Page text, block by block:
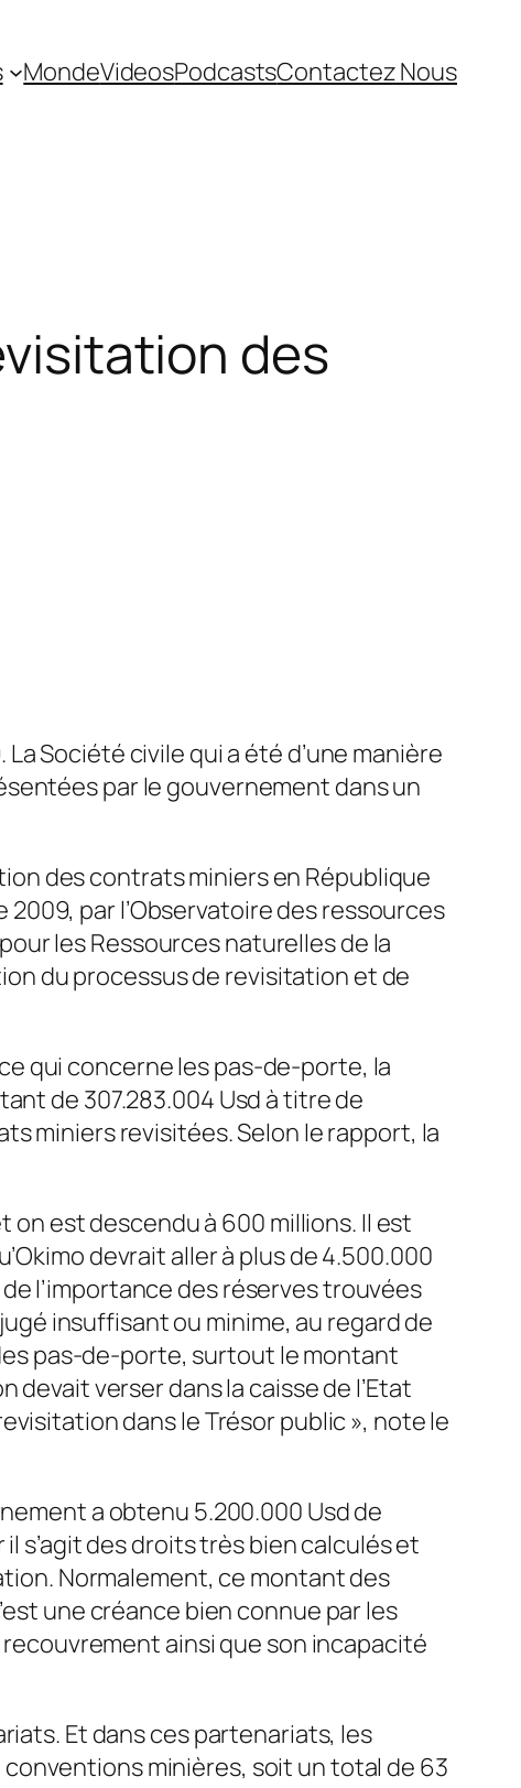
MondeVideosPodcastsContactez Nous
des
Société civile qui a été d’une manière
par le gouvernement dans un
des contrats miniers en République
par l’Observatoire des ressources
les Ressources naturelles de la
du processus de revisitation et de
qui concerne les pas-de-porte, la
de 307.283.004 Usd à titre de
miniers revisitées. Selon le rapport, la
on est descendu à 600 millions. Il est
devrait aller à plus de 4.500.000
l’importance des réserves trouvées
insuffisant ou minime, au regard de
pas-de-porte, surtout le montant
devait verser dans la caisse de l’Etat
dans le Trésor public », note le
a obtenu 5.200.000 Usd de
s’agit des droits très bien calculés et
Normalement, ce montant des
une créance bien connue par les
ainsi que son incapacité
Et dans ces partenariats, les
minières, soit un total de 63